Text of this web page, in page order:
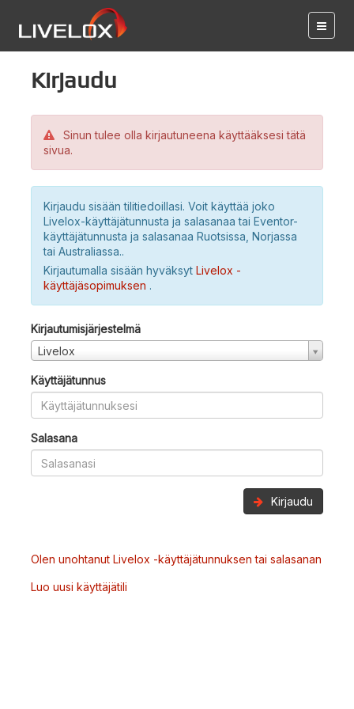
Kirjaudu
Sinun tulee olla kirjautuneena käyttääksesi tätä
sivua.
Kirjaudu sisään tilitiedoillasi. Voit käyttää joko
Livelox-käyttäjätunnusta ja salasanaa tai Eventor-
käyttäjätunnusta ja salasanaa Ruotsissa, Norjassa
tai Australiassa..
Kirjautumalla sisään hyväksyt Livelox -
käyttäjäsopimuksen .
Kirjautumisjärjestelmä
Livelox
Käyttäjätunnus
Salasana
Kirjaudu
Olen unohtanut Livelox -käyttäjätunnuksen tai salasanan
Luo uusi käyttäjätili